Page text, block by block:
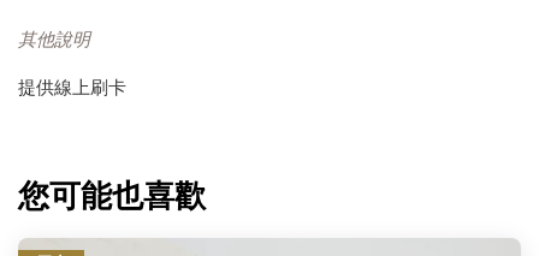
其他說明
提供線上刷卡
您可能也喜歡